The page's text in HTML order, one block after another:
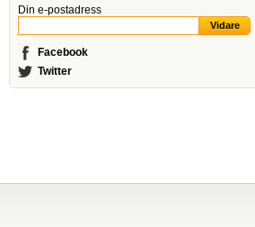
Din e-postadress
Facebook
Twitter